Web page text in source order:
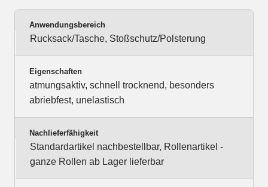
Anwendungsbereich
Rucksack/Tasche, Stoßschutz/Polsterung
Eigenschaften
atmungsaktiv, schnell trocknend, besonders
abriebfest, unelastisch
Nachlieferfähigkeit
Standardartikel nachbestellbar, Rollenartikel -
ganze Rollen ab Lager lieferbar